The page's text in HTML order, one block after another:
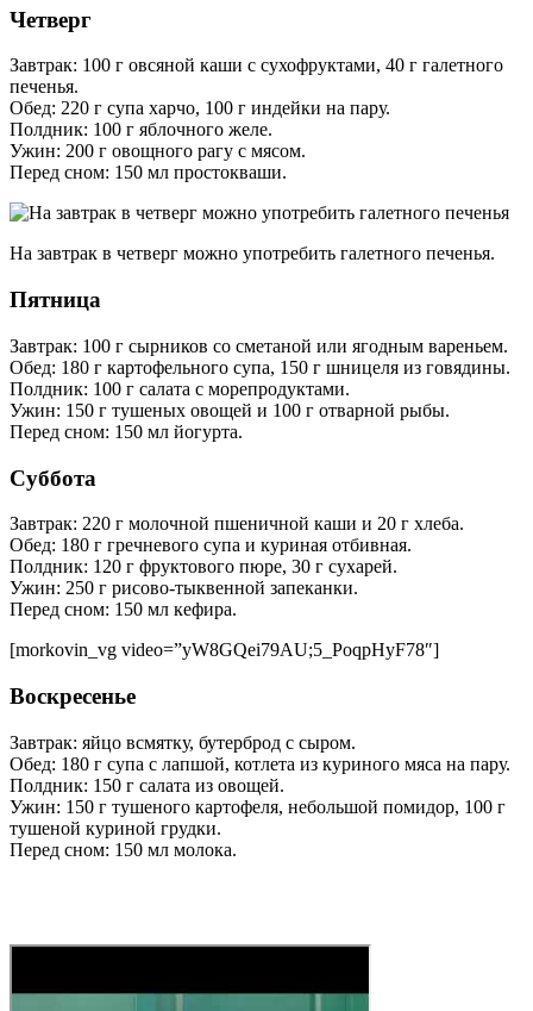
Четверг
Завтрак: 100 г овсяной каши с сухофруктами, 40 г галетного
печенья.
Обед: 220 г супа харчо, 100 г индейки на пару.
Полдник: 100 г яблочного желе.
Ужин: 200 г овощного рагу с мясом.
Перед сном: 150 мл простокваши.
На завтрак в четверг можно употребить галетного печенья.
Пятница
Завтрак: 100 г сырников со сметаной или ягодным вареньем.
Обед: 180 г картофельного супа, 150 г шницеля из говядины.
Полдник: 100 г салата с морепродуктами.
Ужин: 150 г тушеных овощей и 100 г отварной рыбы.
Перед сном: 150 мл йогурта.
Суббота
Завтрак: 220 г молочной пшеничной каши и 20 г хлеба.
Обед: 180 г гречневого супа и куриная отбивная.
Полдник: 120 г фруктового пюре, 30 г сухарей.
Ужин: 250 г рисово-тыквенной запеканки.
Перед сном: 150 мл кефира.
[morkovin_vg video=”yW8GQei79AU;5_PoqpHyF78″]
Воскресенье
Завтрак: яйцо всмятку, бутерброд с сыром.
Обед: 180 г супа с лапшой, котлета из куриного мяса на пару.
Полдник: 150 г салата из овощей.
Ужин: 150 г тушеного картофеля, небольшой помидор, 100 г
тушеной куриной грудки.
Перед сном: 150 мл молока.